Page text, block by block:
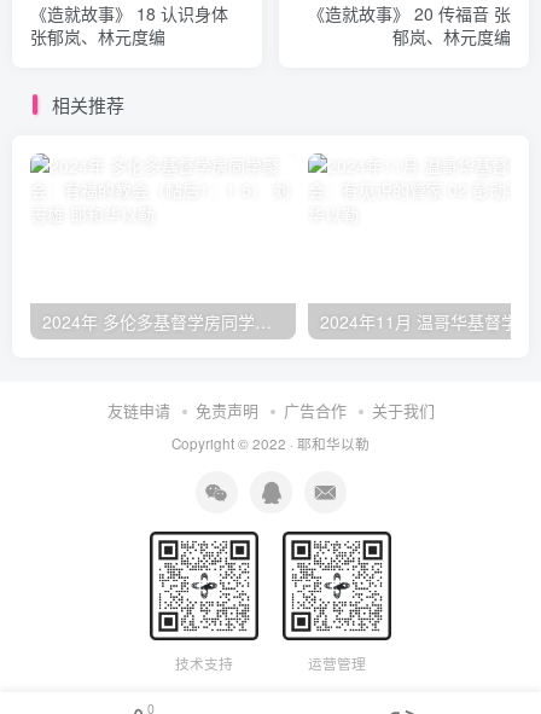
《造就故事》 18 认识身体
张郁岚、林元度编
《造就故事》 20 传福音 张
郁岚、林元度编
相关推荐
2024年 多伦多基督学房同学聚会：有福的教会（帖后1：1-5） 刘志雄
友链申请 免责声明 广告合作 关于我们
Copyright © 2022 · 耶和华以勒
技术支持 运营管理
0